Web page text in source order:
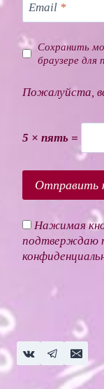
Email *
Сохранить
браузере
Пожалуйста,
5 × пять =
Нажимая
подтверждаю